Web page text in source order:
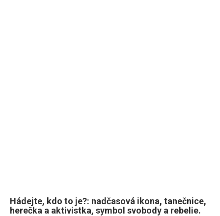
Hádejte, kdo to je?: nadčasová ikona, tanečnice,
herečka a aktivistka, symbol svobody a rebelie.